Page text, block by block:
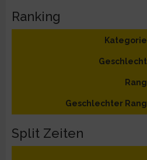
Ranking
Kategorie
Geschlecht
Rang
Geschlechter Rang
Split Zeiten